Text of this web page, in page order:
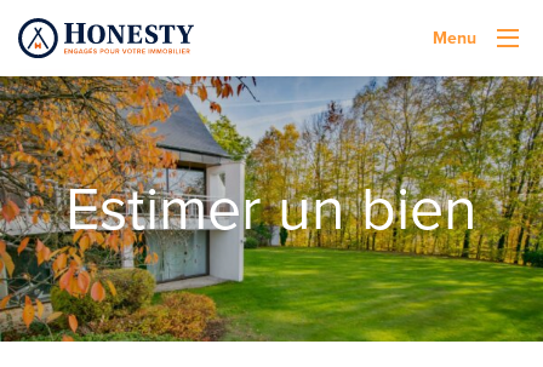
Menu
Estimer un bien